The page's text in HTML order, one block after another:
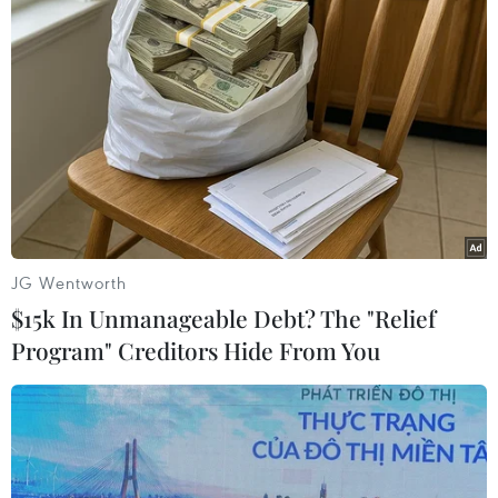
hướng di chuyển vào nút giao.
(TTXVN/Vietnam+)
JG Wentworth
$15k In Unmanageable Debt? The "Relief
Program" Creditors Hide From You